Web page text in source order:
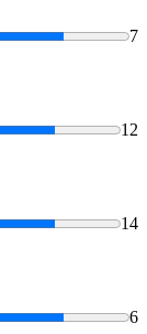
7
12
14
6